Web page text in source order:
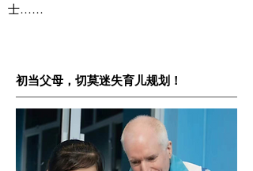
士……
初当父母，切莫迷失育儿规划！